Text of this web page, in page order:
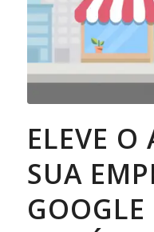
ELEVE O
SUA
GOOGLE